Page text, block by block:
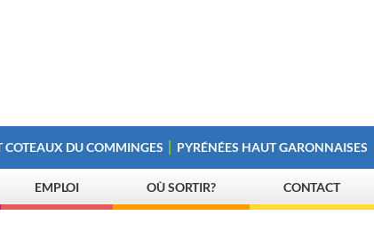
COTEAUX DU COMMINGES PYRÉNÉES HAUT GARONNAISES
EMPLOI OÙ SORTIR? CONTACT